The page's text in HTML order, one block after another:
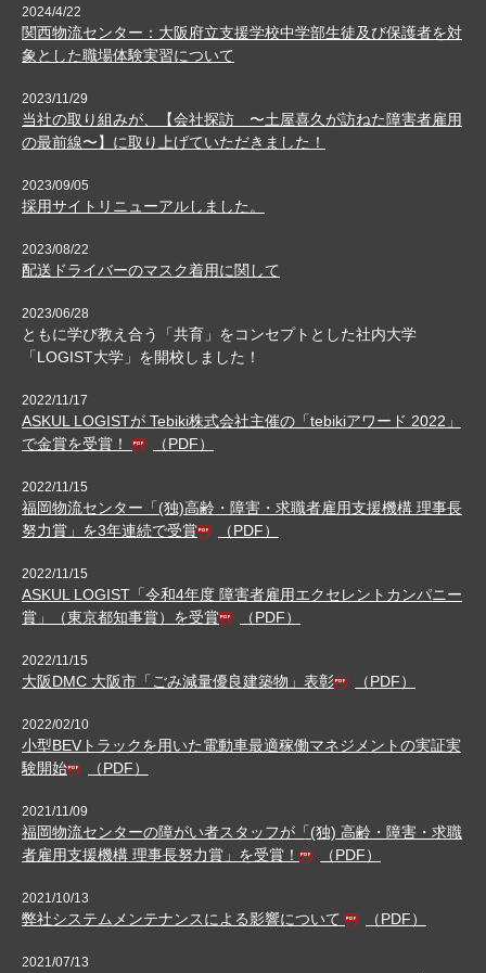
2024/4/22
関西物流センター：大阪府立支援学校中学部生徒及び保護者を対
象とした職場体験実習について
2023/11/29
当社の取り組みが、【会社探訪 〜土屋喜久が訪ねた障害者雇用
の最前線〜】に取り上げていただきました！
2023/09/05
採用サイトリニューアルしました。
2023/08/22
配送ドライバーのマスク着用に関して
2023/06/28
ともに学び教え合う「共育」をコンセプトとした社内大学
「LOGIST大学」を開校しました！
2022/11/17
ASKUL LOGISTが Tebiki株式会社主催の「tebikiアワード 2022」
で金賞を受賞！
（PDF）
2022/11/15
福岡物流センター「(独)高齢・障害・求職者雇用支援機構 理事長
努力賞」を3年連続で受賞
（PDF）
2022/11/15
ASKUL LOGIST「令和4年度 障害者雇用エクセレントカンパニー
賞」（東京都知事賞）を受賞
（PDF）
2022/11/15
大阪DMC 大阪市「ごみ減量優良建築物」表彰 （PDF）
2022/02/10
小型BEVトラックを用いた電動車最適稼働マネジメントの実証実
験開始
（PDF）
2021/11/09
福岡物流センターの障がい者スタッフが「(独) 高齢・障害・求職
者雇用支援機構 理事長努力賞」を受賞！
（PDF）
2021/10/13
弊社システムメンテナンスによる影響について （PDF）
2021/07/13